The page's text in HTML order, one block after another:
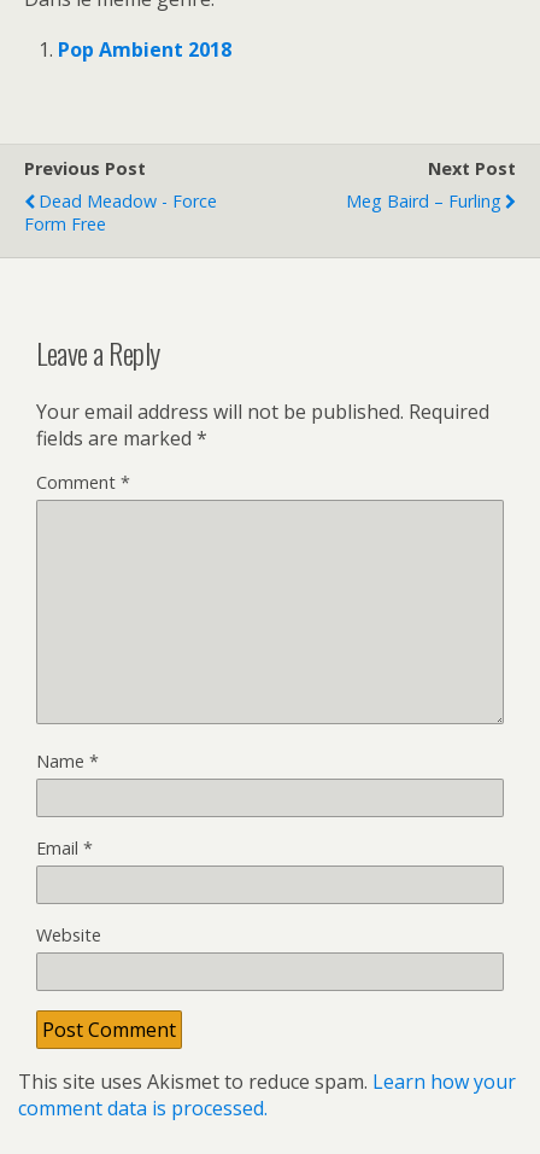
Pop Ambient 2018
Previous Post
Dead Meadow - Force
Form Free
Next Post
Meg Baird – Furling
Leave a Reply
Your email address will not be published. Required
fields are marked *
Comment *
Name *
Email *
Website
This site uses Akismet to reduce spam. Learn how your
comment data is processed.